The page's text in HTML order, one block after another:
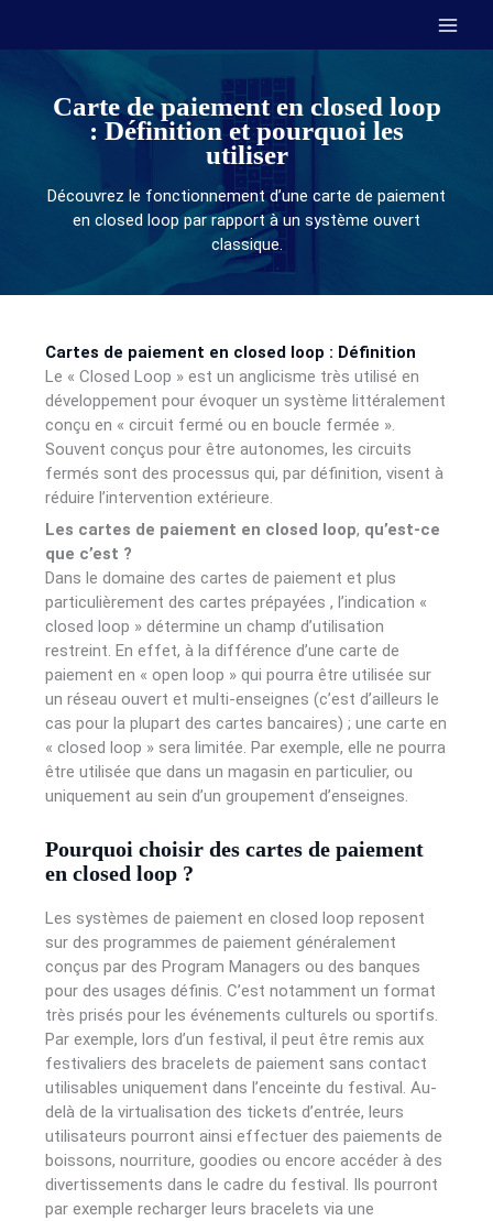
Carte de paiement en closed loop
: Définition et pourquoi les
utiliser
Découvrez le fonctionnement d’une carte de paiement
en closed loop par rapport à un système ouvert
classique.
Cartes de paiement en closed loop : Définition
Le « Closed Loop » est un anglicisme très utilisé en
développement pour évoquer un système littéralement
conçu en « circuit fermé ou en boucle fermée ».
Souvent conçus pour être autonomes, les circuits
fermés sont des processus qui, par définition, visent à
réduire l’intervention extérieure.
Les cartes de paiement en closed loop, qu’est-ce
que c’est ?
Dans le domaine des cartes de paiement et plus
particulièrement des cartes prépayées , l’indication «
closed loop » détermine un champ d’utilisation
restreint. En effet, à la différence d’une carte de
paiement en « open loop » qui pourra être utilisée sur
un réseau ouvert et multi-enseignes (c’est d’ailleurs le
cas pour la plupart des cartes bancaires) ; une carte en
« closed loop » sera limitée. Par exemple, elle ne pourra
être utilisée que dans un magasin en particulier, ou
uniquement au sein d’un groupement d’enseignes.
Pourquoi choisir des cartes de paiement
en closed loop ?
Les systèmes de paiement en closed loop reposent
sur des programmes de paiement généralement
conçus par des Program Managers ou des banques
pour des usages définis. C’est notamment un format
très prisés pour les événements culturels ou sportifs.
Par exemple, lors d’un festival, il peut être remis aux
festivaliers des bracelets de paiement sans contact
utilisables uniquement dans l’enceinte du festival. Au-
delà de la virtualisation des tickets d’entrée, leurs
utilisateurs pourront ainsi effectuer des paiements de
boissons, nourriture, goodies ou encore accéder à des
divertissements dans le cadre du festival. Ils pourront
par exemple recharger leurs bracelets via une